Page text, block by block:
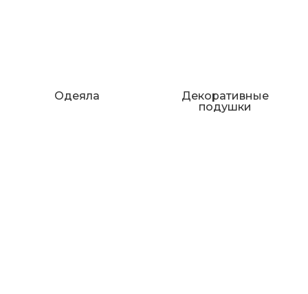
Одеяла
Декоративные
подушки